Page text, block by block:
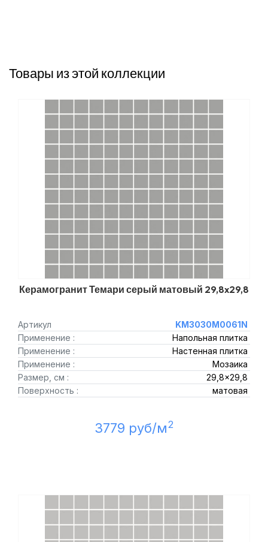
Товары из этой коллекции
Керамогранит Темари серый матовый 29,8x29,8
Артикул
KM3030M0061N
Применение :
Напольная плитка
Применение :
Настенная плитка
Применение :
Мозаика
Размер, см :
29,8x29,8
Поверхность :
матовая
3779 руб/м2